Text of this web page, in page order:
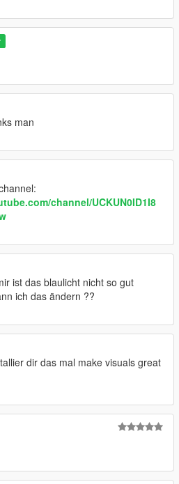
man
channel/UCKUN0ID1I8
ist das blaulicht nicht so gut
ich das ändern ??
dir das mal make visuals great